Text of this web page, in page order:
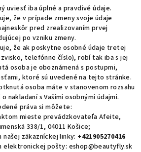
uviesť iba úplné a pravdivé údaje.
že v prípade zmeny svoje údaje
pred zrealizovaním prvej
po vzniku zmeny.
že ak poskytne osobné údaje tretej
telefónne číslo), robí tak iba s jej
osoba je oboznámená s postupmi,
ktoré sú uvedené na tejto stránke.
osoba máte v stanovenom rozsahu
nakladaní s Vašimi osobnými údajmi.
práva si môžete:
mieste prevádzkovateľa Afeite,
338/1, 04011 Košice;
zákazníckej linky: +421905270416
elektronickej pošty: eshop@beautyfly.sk